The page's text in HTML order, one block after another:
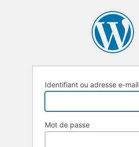
Identifiant ou adresse e-mail
Mot de passe